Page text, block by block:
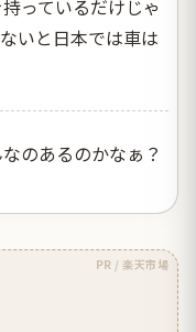
っているだけじゃ
いと日本では車は
のあるのかなぁ？
PR / 楽天市場